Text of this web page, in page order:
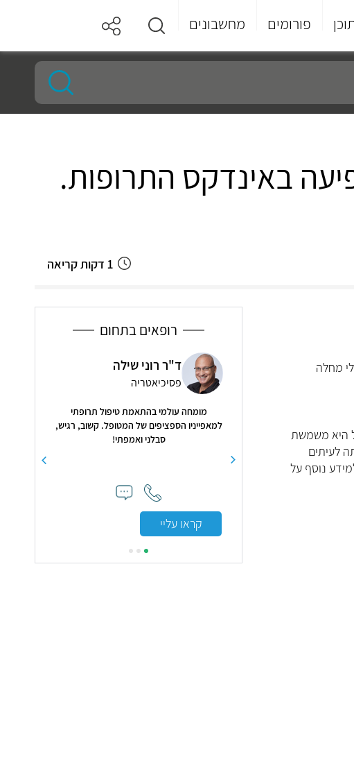
פורומים מחשבונים
באינדקס התרופות.
1 דקות קריאה
מחלה
היא משמשת
לעיתים
נוסף על
רופאים בתחום
ד"ר קארין אריש ד"ר רוני שילה
פסיכיאטריה
מומחה עולמי בהתאמת טיפול תרופתי
למאפייניו הספציפים של המטופל. קשוב, רגיש,
סבלני ואמפתי!
קראו עליי